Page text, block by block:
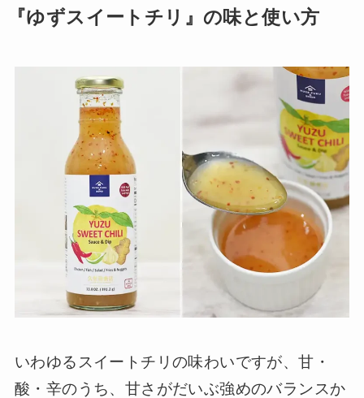
『ゆずスイートチリ』の味と使い方
いわゆるスイートチリの味わいですが、甘・
酸・辛のうち、甘さがだいぶ強めのバランスか